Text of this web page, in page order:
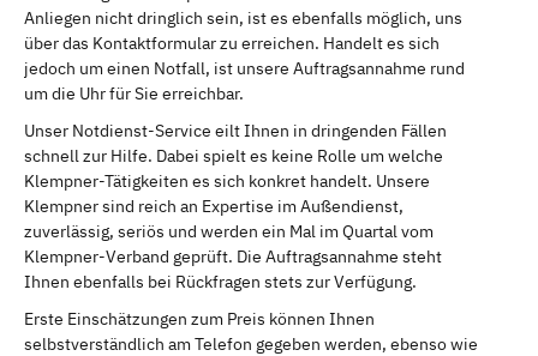
Anliegen nicht dringlich sein, ist es ebenfalls möglich, uns
über das Kontaktformular zu erreichen. Handelt es sich
jedoch um einen Notfall, ist unsere Auftragsannahme rund
um die Uhr für Sie erreichbar.
Unser Notdienst-Service eilt Ihnen in dringenden Fällen
schnell zur Hilfe. Dabei spielt es keine Rolle um welche
Klempner-Tätigkeiten es sich konkret handelt. Unsere
Klempner sind reich an Expertise im Außendienst,
zuverlässig, seriös und werden ein Mal im Quartal vom
Klempner-Verband geprüft. Die Auftragsannahme steht
Ihnen ebenfalls bei Rückfragen stets zur Verfügung.
Erste Einschätzungen zum Preis können Ihnen
selbstverständlich am Telefon gegeben werden, ebenso wie